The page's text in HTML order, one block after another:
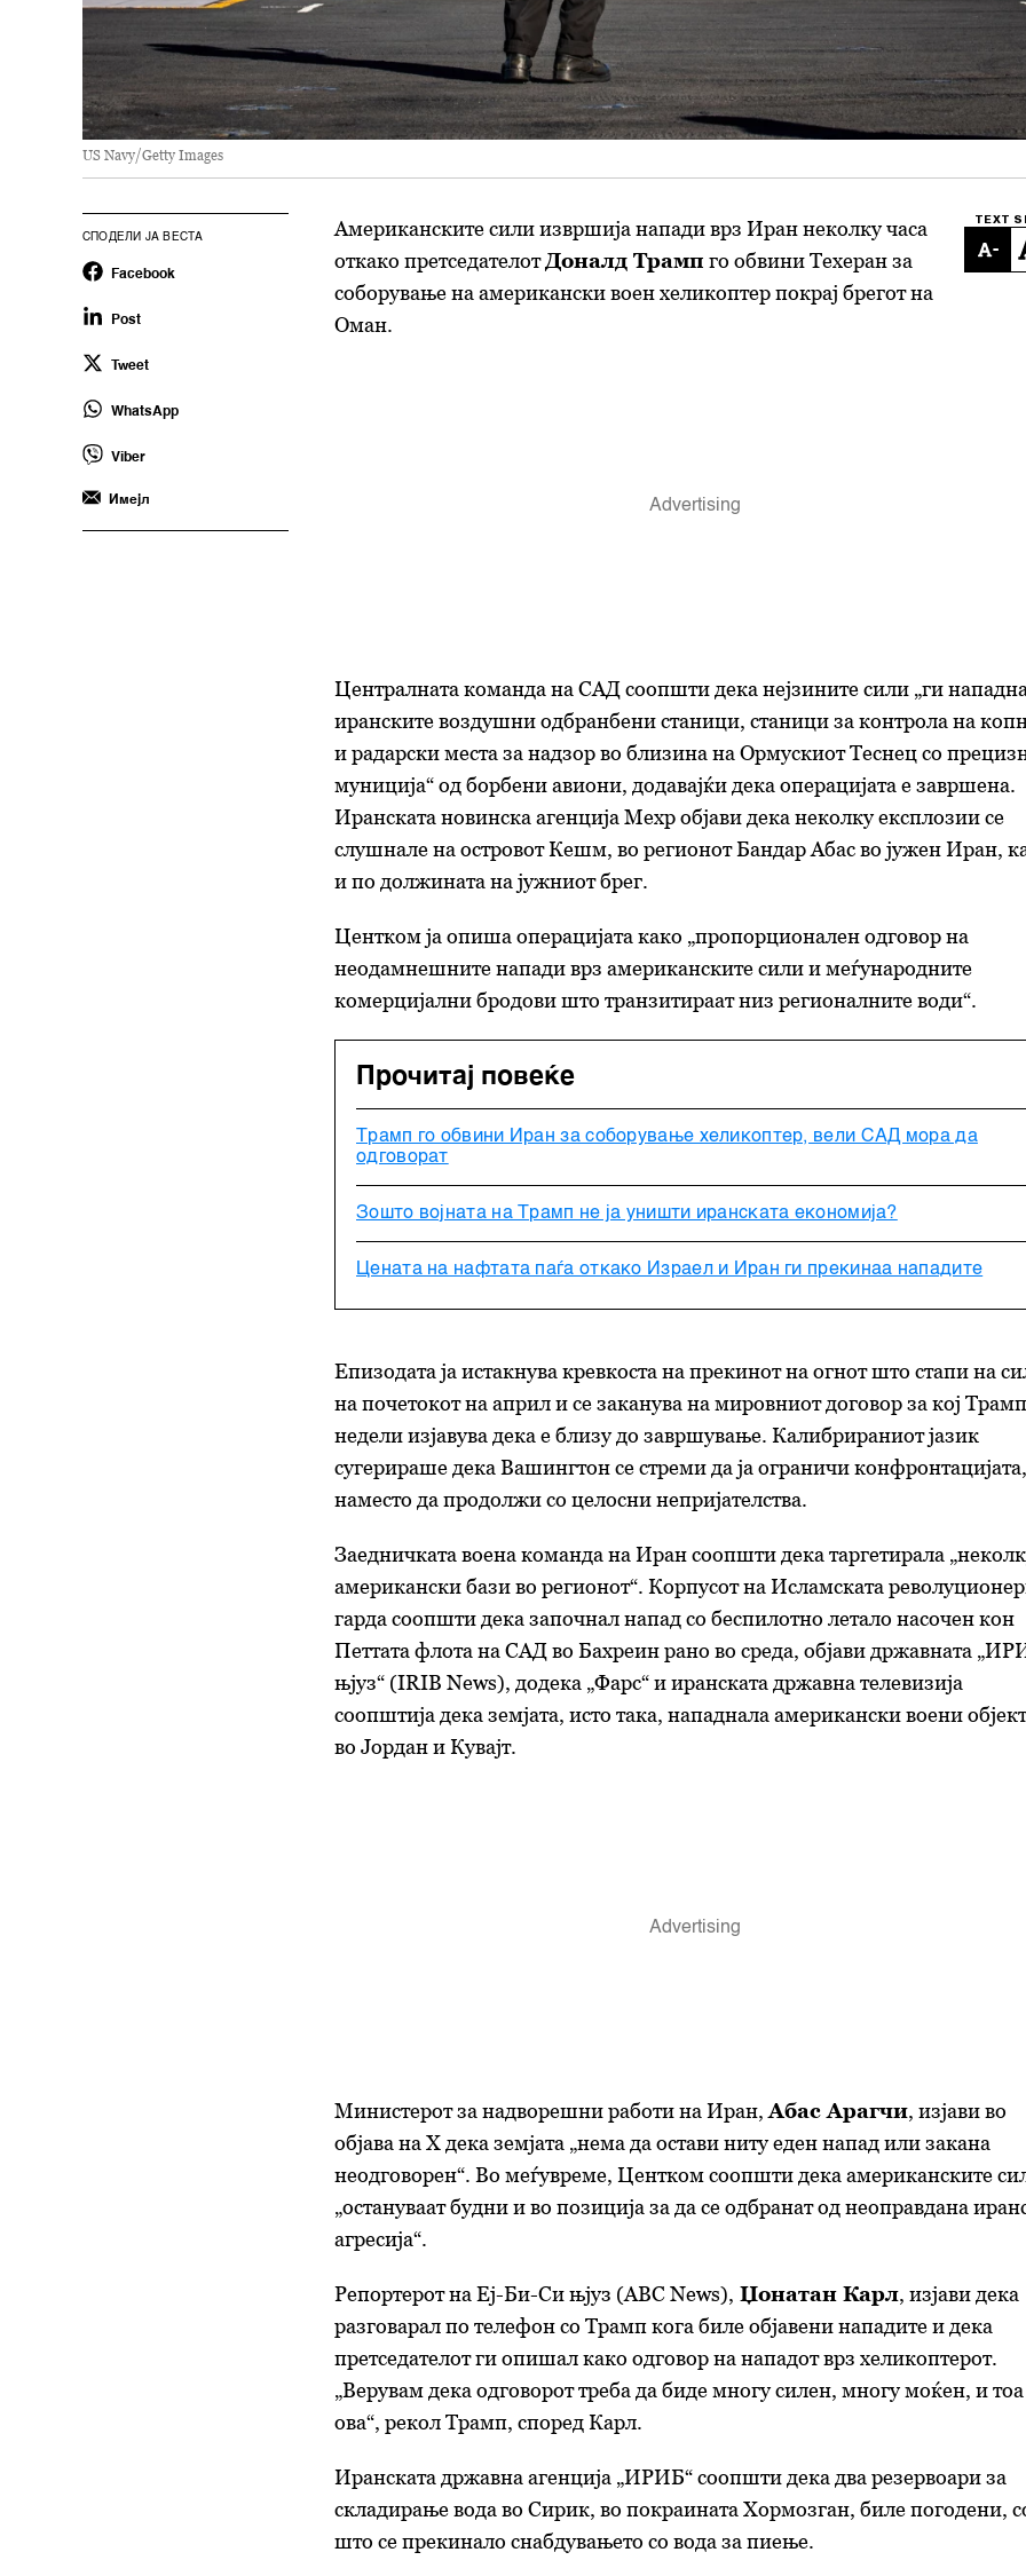
US Navy/Getty Images
СПОДЕЛИ ЈА ВЕСТА
Facebook
Post
Tweet
WhatsApp
Viber
Имејл
TEXT
-
Американските сили извршија напади врз Иран неколку часа
откако претседателотДоналд Трамп го обвини Техеран за
соборување на американски воен хеликоптер покрај брегот на
Оман.
Централната команда на САД соопшти дека нејзините сили „ги
иранските воздушни одбранбени станици, станици за контрола на
и радарски места за надзор во близина на Ормускиот Теснец со
муниција“ од борбени авиони, додавајќи дека операцијата е завршена.
Иранската новинска агенција Мехр објави дека неколку експлозии се
слушнале на островот Кешм, во регионот Бандар Абас во јужен Иран,
и по должината на јужниот брег.
Центком ја опиша операцијата како „пропорционален одговор на
неодамнешните напади врз американските сили и меѓународните
комерцијални бродови што транзитираат низ регионалните води“.
Прочитај повеќе
Трамп го обвини Иран за соборување хеликоптер, вели САД мора да
одговорат
Зошто војната на Трамп не ја уништи иранската економија?
Цената на нафтата паѓа откако Израел и Иран ги прекинаа нападите
Епизодата ја истакнува кревкоста на прекинот на огнот што стапи на
на почетокот на април и се заканува на мировниот договор за кој
недели изјавува дека е близу до завршување. Калибрираниот јазик
сугерираше дека Вашингтон се стреми да ја ограничи конфронтацијата,
наместо да продолжи со целосни непријателства.
Заедничката воена команда на Иран соопшти дека таргетирала
американски бази во регионот“. Корпусот на Исламската
гарда соопшти дека започнал напад со беспилотно летало насочен кон
Петтата флота на САД во Бахреин рано во среда, објави државната
њјуз“ (IRIB News), додека „Фарс“ и иранската државна телевизија
соопштија дека земјата, исто така, нападнала американски воени
во Јордан и Кувајт.
Министерот за надворешни работи на Иран, Абас Арагчи, изјави во
објава на X дека земјата „нема да остави ниту еден напад или закана
неодговорен“. Во меѓувреме, Центком соопшти дека американските
„остануваат будни и во позиција за да се одбранат од неоправдана
агресија“.
Репортерот на Еј-Би-Си њјуз (ABC News), Џонатан Карл, изјави дека
разговарал по телефон со Трамп кога биле објавени нападите и дека
претседателот ги опишал како одговор на нападот врз хеликоптерот.
„Верувам дека одговорот треба да биде многу силен, многу моќен, и
ова“, рекол Трамп, според Карл.
Иранската државна агенција „ИРИБ“ соопшти дека два резервоари за
складирање вода во Сирик, во покраината Хормозган, биле погодени,
што се прекинало снабдувањето со вода за пиење.